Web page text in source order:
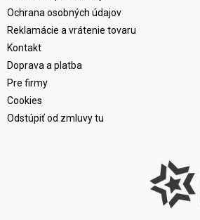
Ochrana osobných údajov
Reklamácie a vrátenie tovaru
Kontakt
Doprava a platba
Pre firmy
Cookies
Odstúpiť od zmluvy tu